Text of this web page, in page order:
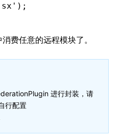
);
费任意的远程模块了。
进行封装，请
行配置